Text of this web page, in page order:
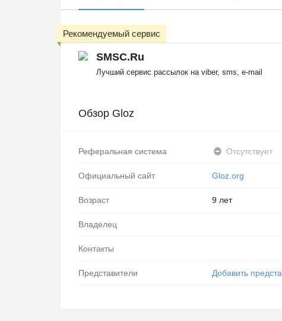
SMSC.Ru
Лучший сервис рассылок на viber, sms, e-mail
Рекомендуемый сервис
Обзор Gloz
Реферальная система Отсутствует
Официальный сайт Gloz.org
Возраст 9 лет
Владелец
Контакты
Представители Добавить